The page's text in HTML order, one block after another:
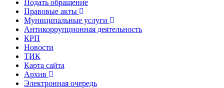
Подать обращение
Правовые акты
Муниципальные услуги
Антикоррупционная деятельность
КРП
Новости
ТИК
Карта сайта
Архив
Электронная очередь